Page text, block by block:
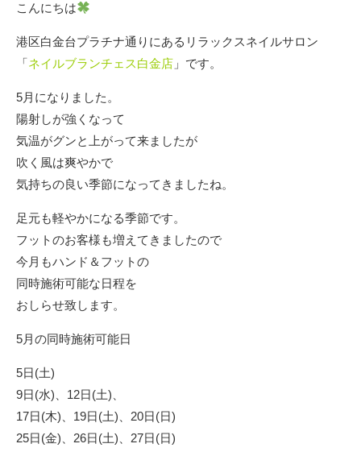
こんにちは
港区白金台プラチナ通りにあるリラックスネイルサロン
「ネイルブランチェス白金店 」です。
5月になりました。
陽射しが強くなって
気温がグンと上がって来ましたが
吹く風は爽やかで
気持ちの良い季節になってきましたね。
足元も軽やかになる季節です。
フットのお客様も増えてきましたので
今月もハンド＆フットの
同時施術可能な日程を
おしらせ致します。
5月の同時施術可能日
5日(土)
9日(水)、12日(土)、
17日(木)、19日(土)、20日(日)
25日(金)、26日(土)、27日(日)